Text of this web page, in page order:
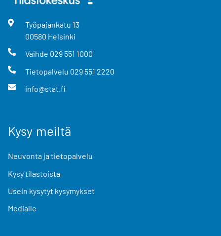
Työpajankatu 13
00580 Helsinki
Vaihde 029 551 1000
Tietopalvelu 029 551 2220
info@stat.fi
Kysy meiltä
Neuvonta ja tietopalvelu
Kysy tilastoista
Usein kysytyt kysymykset
Medialle